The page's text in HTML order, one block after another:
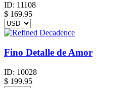
ID: 11108
$ 169.95
Fino Detalle de Amor
ID: 10028
$ 199.95